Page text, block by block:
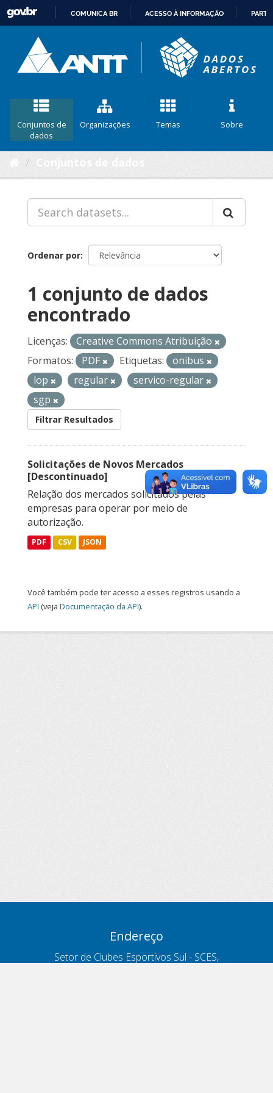
CONTEÚDO
COMUNICA BR ACESSO À INFORMAÇÃO
Conjuntos de
dados
Organizações Temas Sobre
Ordenar por
1 conjunto de dados
encontrado
Licenças:
Creative Commons Atribuição
Formatos:
PDF Etiquetas:
onibus
lop
regular
servico-regular
sgp
Filtrar Resultados
Solicitações de Novos Mercados
[Descontinuado]
Relação dos mercados solicitados pelas
empresas para operar por meio de
autorização.
PDF CSV JSON
Você também pode ter acesso a esses registros usando a
API (veja Documentação da API).
Endereço
Setor de Clubes Esportivos Sul - SCES,